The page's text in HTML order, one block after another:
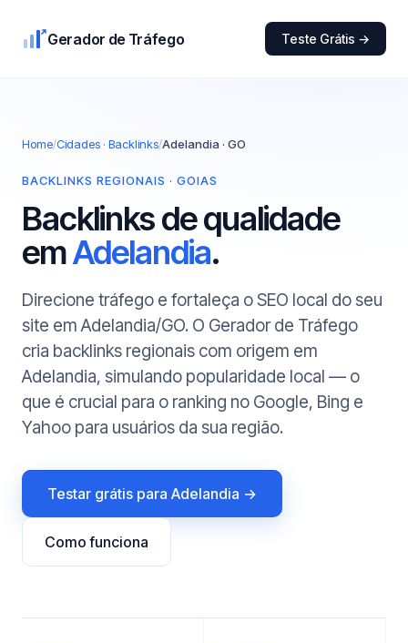
Gerador de Tráfego Teste Grátis →
Home/Cidades · Backlinks/Adelandia · GO
BACKLINKS REGIONAIS · GOIAS
Backlinks de qualidade
emAdelandia.
Direcione tráfego e fortaleça o SEO local do seu
site em Adelandia/GO. O Gerador de Tráfego
cria backlinks regionais com origem em
Adelandia, simulando popularidade local — o
que é crucial para o ranking no Google, Bing e
Yahoo para usuários da sua região.
Testar grátis para Adelandia →
Como funciona